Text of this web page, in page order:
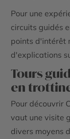
Pour une
circuits guidés
points d'intérêt
d'explications
Tours
en
Pour découvrir
vaut une visite
divers moyens